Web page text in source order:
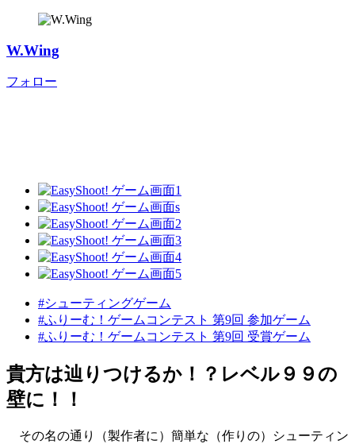
W.Wing
フォロー
#シューティングゲーム
#ふりーむ！ゲームコンテスト 第9回 参加ゲーム
#ふりーむ！ゲームコンテスト 第9回 受賞ゲーム
貴方は辿りつけるか！？レベル９９の
壁に！！
その名の通り（製作者に）簡単な（作りの）シューティン